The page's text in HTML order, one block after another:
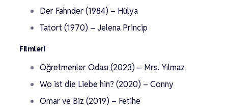
Der Fahnder (1984) – Hülya
Tatort (1970) – Jelena Princip
Filmleri
Öğretmenler Odası (2023) – Mrs. Yılmaz
Wo ist die Liebe hin? (2020) – Conny
Omar ve Biz (2019) – Fetihe